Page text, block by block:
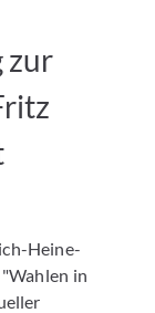
zur
Heine-
in